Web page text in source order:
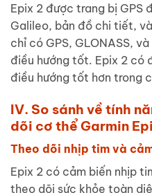
Epix 2 được trang bị GPS
Galileo, bản đồ chi tiết,
chỉ có GPS, GLONASS,
điều hướng tốt. Epix 2 có
điều hướng tốt hơn trong
IV. So sánh về tính
dõi cơ thể Garmin
Theo dõi nhịp tim và
Epix 2 có cảm biến nhịp
theo dõi sức khỏe toàn